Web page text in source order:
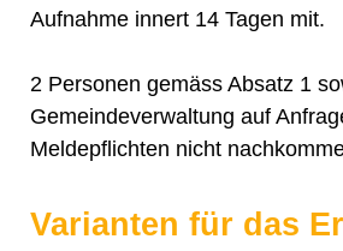
Aufnahme innert 14 Tagen mit.
2 Personen gemäss Absatz 1
Gemeindeverwaltung auf
Meldepflichten nicht
Varianten für das